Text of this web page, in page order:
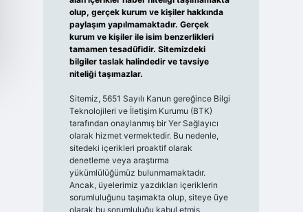
olup, gerçek kurum ve kişiler hakkında
paylaşım yapılmamaktadır. Gerçek
kurum ve kişiler ile isim benzerlikleri
tamamen tesadüfidir. Sitemizdeki
bilgiler taslak halindedir ve tavsiye
niteliği taşımazlar.
Sitemiz, 5651 Sayılı Kanun gereğince Bilgi
Teknolojileri ve İletişim Kurumu (BTK)
tarafından onaylanmış bir Yer Sağlayıcı
olarak hizmet vermektedir. Bu nedenle,
sitedeki içerikleri proaktif olarak
denetleme veya araştırma
yükümlülüğümüz bulunmamaktadır.
Ancak, üyelerimiz yazdıkları içeriklerin
sorumluluğunu taşımakta olup, siteye üye
olarak bu sorumluluğu kabul etmiş